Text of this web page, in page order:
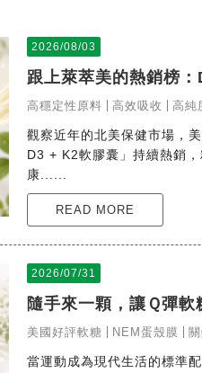
2026/08/03
跟上萊萃美的熱銷榜
高穩定性原料 高效吸收 高純
觀察近年的北美保健市場，
D3 + K2軟膠囊」持續熱銷
康......
READ MORE
2026/07/31
隨手來一顆，讓Ｑ彈軟
美國好評軟糖 NEM蛋殼膜
當運動成為現代生活的標準